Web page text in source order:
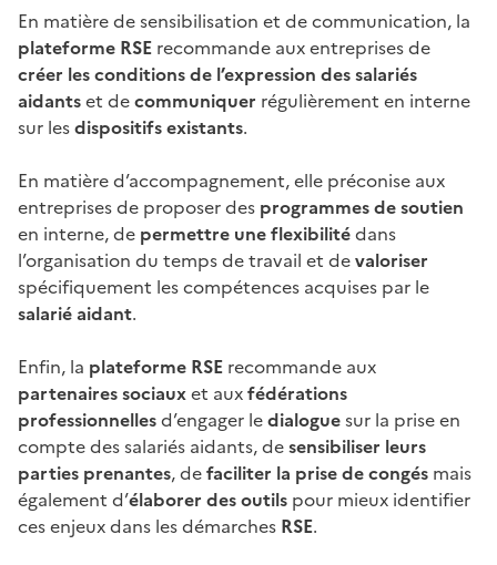
En matière de sensibilisation et de communication, la
plateforme RSE recommande aux entreprises de
créer les conditions de l’expression des salariés
aidantset decommuniquer régulièrement en interne
sur lesdispositifs existants.
En matière d’accompagnement, elle préconise aux
entreprises de proposer des programmes de soutien
en interne, de permettre une flexibilitédans
l’organisation du temps de travail et devaloriser
spécifiquement les compétences acquises par le
salarié aidant.
Enfin, la plateforme RSE recommande aux
partenairessociauxet auxfédérations
professionnellesd’engager ledialoguesur la prise en
compte des salariés aidants, desensibiliser leurs
parties prenantes, defaciliter la prise de congés mais
également d’élaborer des outils pour mieux identifier
ces enjeux dans les démarches RSE.